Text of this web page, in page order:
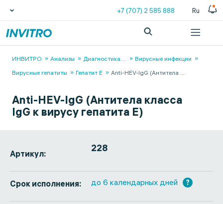
+7 (707) 2 585 888 Ru
ИНВИТРО Анализы Диагностика ...
Вирусные инфекции
Вирусные гепатиты
Гепатит E Anti-HEV-IgG (Антитела ...
Anti-HEV-IgG (Антитела класса
IgG к вирусу гепатита Е)
Артикул: 228
Срок исполнения: до 6 календарных дней ?